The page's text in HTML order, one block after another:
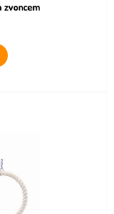
zvoncem